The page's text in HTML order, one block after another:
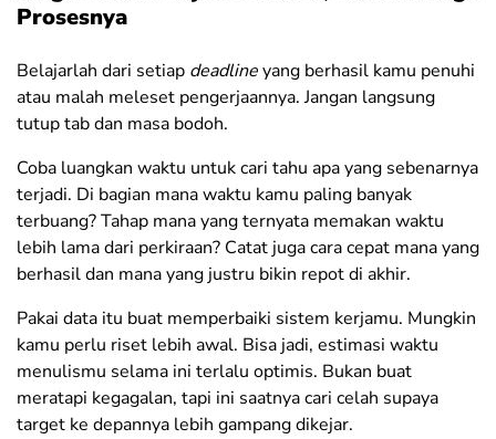
Prosesnya
Belajarlah dari setiap deadlineyang berhasil kamu penuhi
atau malah meleset pengerjaannya. Jangan langsung
tutup tab dan masa bodoh.
Coba luangkan waktu untuk cari tahu apa yang sebenarnya
terjadi. Di bagian mana waktu kamu paling banyak
terbuang? Tahap mana yang ternyata memakan waktu
lebih lama dari perkiraan? Catat juga cara cepat mana yang
berhasil dan mana yang justru bikin repot di akhir.
Pakai data itu buat memperbaiki sistem kerjamu. Mungkin
kamu perlu riset lebih awal. Bisa jadi, estimasi waktu
menulismu selama ini terlalu optimis. Bukan buat
meratapi kegagalan, tapi ini saatnya cari celah supaya
target ke depannya lebih gampang dikejar.